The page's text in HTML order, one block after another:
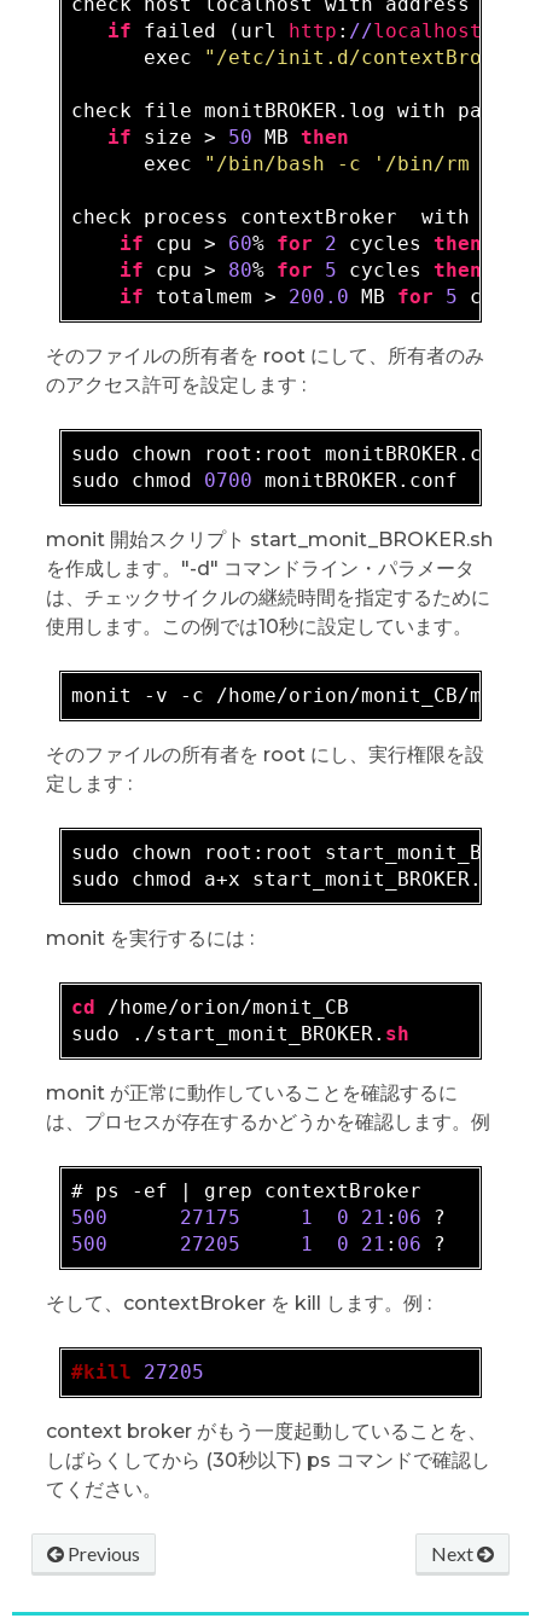
if failed (url http : //localhost
      exec
"/etc/init.d/contextBroker
check file monitBROKER.log with path /
if size > 50 MB then
      exec
"/bin/bash -c '/bin/rm /var/
check process contextBroker with
if cpu > 60% for 2 cycles then
if cpu > 80% for 5 cycles then
if totalmem > 200.0 MB for 5
そのファイルの所有者を root にして、所有者のみ
のアクセス許可を設定します :
sudo chown root:root monitBROKER.conf
sudo chmod 0700 monitBROKER.conf
monit 開始スクリプト start_monit_BROKER.sh
を作成します。"-d" コマンドライン・パラメータ
は、チェックサイクルの継続時間を指定するために
使用します。この例では10秒に設定しています。
monit -v -c /home/orion/monit_CB/
そのファイルの所有者を root にし、実行権限を設
定します :
sudo chown root:root start_monit_BROKER
sudo chmod a+x start_monit_BROKER.sh
monit を実行するには :
cd /home/orion/monit_CB
sudo ./start_monit_BROKER. sh
monit が正常に動作していることを確認するに
は、プロセスが存在するかどうかを確認します。例
500
27175 1 0 21 : 06 ?
500
27205 1 0 21 : 06 ?
そして、contextBroker を kill します。例 :
#kill 27205
context broker がもう一度起動していることを、
しばらくしてから (30秒以下) ps コマンドで確認し
てください。
Next
Previous